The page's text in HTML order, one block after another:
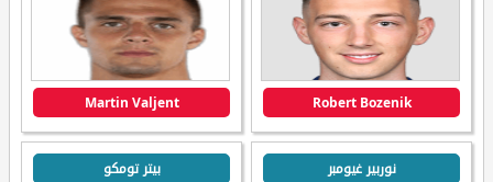
Robert Bozenik
Martin Valjent
نوربير غيومبر بيتر تومكو